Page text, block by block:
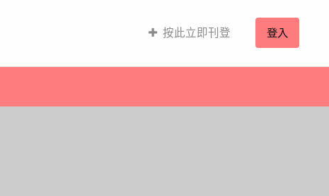
按此立即刊登 登入